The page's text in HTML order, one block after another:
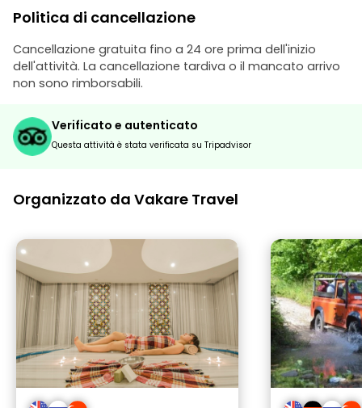
Politica di cancellazione
Cancellazione gratuita fino a 24 ore prima dell'inizio
dell'attività. La cancellazione tardiva o il mancato arrivo
non sono rimborsabili.
Verificato e autenticato
Questa attività è stata verificata su Tripadvisor
Organizzato da Vakare Travel